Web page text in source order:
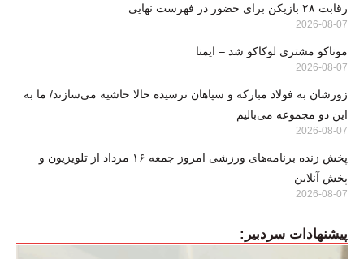
رقابت ۲۸ بازیکن برای حضور در فهرست نهایی
2026-08-07
موناکو مشتری لوکاکو شد – ایمنا
2026-08-07
زورشان به فولاد مبارکه و سپاهان نرسیده حالا حاشیه می‌سازند/ ما به
این دو مجموعه می‌بالیم
2026-08-07
پخش زنده برنامه‌های ورزشی امروز جمعه ۱۶ مرداد از تلویزیون و
پخش آنلاین
2026-08-07
پیشنهادات سردبیر: